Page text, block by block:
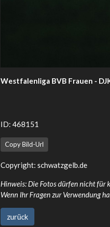
Westfalenliga BVB Frauen -
ID: 468151
Copy Bild-Url
Copyright: schwatzgelb.de
Hinweis: Die Fotos dürfen nicht für
Wenn Ihr Fragen zur Verwendung
zurück